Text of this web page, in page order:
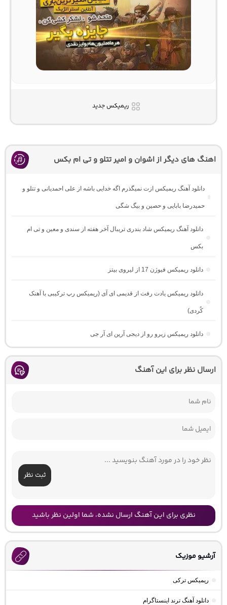
ریمیکس جدید
اهنگ های دیگر از اشوان و امیر تتلو و تی ام بکس
دانلود آهنگ ریمیکس ازت نمیگذرم اگه خدایی باشه از علی احمدیانی و تتلو و
حمیدرضا بابایی و حصین و بیگ شگی
دانلود آهنگ ریمیکس شاد بندری تریبال آخر هفته از سندی و معین و تی ام
بکس
دانلود ریمیکس فیوژن 17 از لیروی بیتز
دانلود ریمیکس یادت رفت از قدیمی ای آی (ریمیکس رپ ترکیبی با آهنک
کُردی)
دانلود ریمیکس زیرو رو از دیجی آرین ای آر جی
ارسال نظر برای این آهنگ
ثبت نظر
نظری برای این آهنگ ارسال نشده، شما اولین نظر باشید
آرشیو موزیک
ریمیکس ترکی
دانلود آهنگ ترند اینستاگرام